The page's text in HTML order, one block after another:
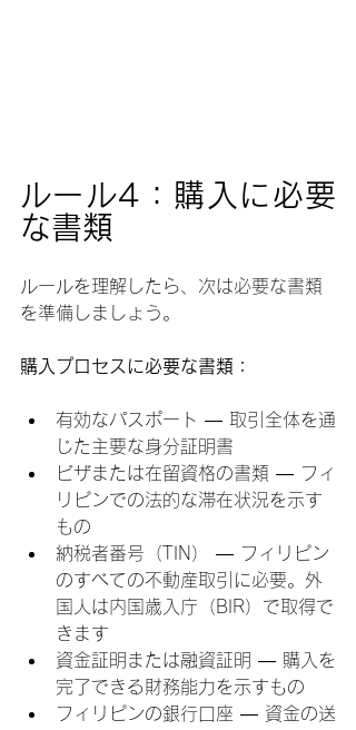
ルール4：購入に必要
な書類
ルールを理解したら、次は必要な書類
を準備しましょう。
購入プロセスに必要な書類：
有効なパスポート — 取引全体を通
じた主要な身分証明書
ビザまたは在留資格の書類 — フィ
リピンでの法的な滞在状況を示す
もの
納税者番号（TIN） — フィリピン
のすべての不動産取引に必要。外
国人は内国歳入庁（BIR）で取得で
きます
資金証明または融資証明 — 購入を
完了できる財務能力を示すもの
フィリピンの銀行口座 — 資金の送